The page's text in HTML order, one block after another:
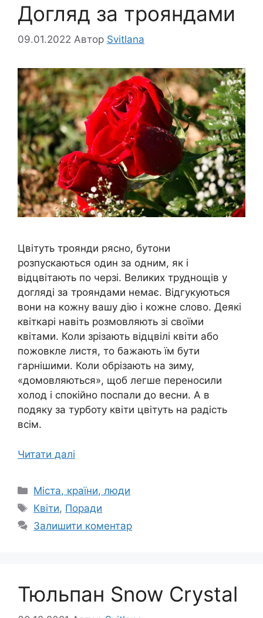
Догляд за трояндами
09.01.2022 Автор Svitlana
Цвітуть троянди рясно, бутони
розпускаються один за одним, як і
відцвітають по черзі. Великих труднощів у
догляді за трояндами немає. Відгукуються
вони на кожну вашу дію і кожне слово. Деякі
квіткарі навіть розмовляють зі своїми
квітами. Коли зрізають відцвілі квіти або
пожовкле листя, то бажають їм бути
гарнішими. Коли обрізають на зиму,
«домовляються», щоб легше переносили
холод і спокійно поспали до весни. А в
подяку за турботу квіти цвітуть на радість
всім.
Читати далі
Категорії
Міста, країни, люди
Позначки
Квіти, Поради
Залишити коментар
Тюльпан Snow Crystal